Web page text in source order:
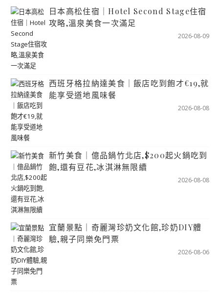
日本高松住宿｜Hotel Second Stage住宿
攻略,溫泉美食一次滿足
2026-08-09
西班牙格拉納達美食｜飯店吃到飽才€19,就
能享受道地風味餐
2026-08-08
新竹美食｜億品鍋竹北店,$200起火鍋吃到
飽,還有豆花,冰淇淋無限續
2026-08-08
宜蘭景點｜奇麗灣珍奶文化館,珍奶DIY體
驗,親子同樂免門票
2026-08-06